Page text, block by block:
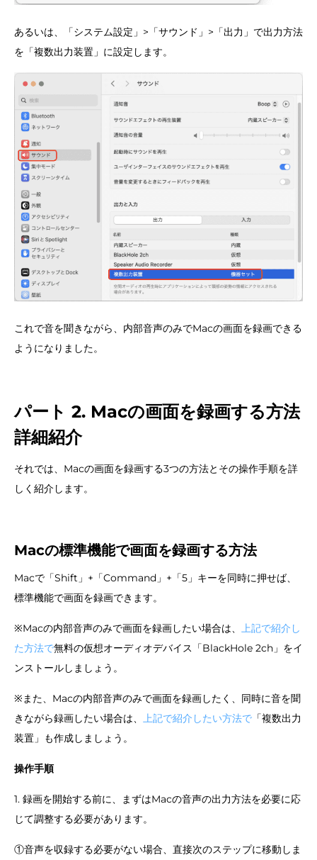
あるいは、「システム設定」>「サウンド」>「出力」で出力方法
を「複数出力装置」に設定します。
これで音を聞きながら、内部音声のみでMacの画面を録画できる
ようになりました。
パート 2. Macの画面を録画する方法
詳細紹介
それでは、Macの画面を録画する3つの方法とその操作手順を詳
しく紹介します。
Macの標準機能で画面を録画する方法
Macで「Shift」+「Command」+「5」キーを同時に押せば、
標準機能で画面を録画できます。
※Macの内部音声のみで画面を録画したい場合は、 上記で紹介し
た方法で無料の仮想オーディオデバイス「BlackHole 2ch」をイ
ンストールしましょう。
※また、Macの内部音声のみで画面を録画したく、同時に音を聞
きながら録画したい場合は、 上記で紹介したい方法で 「複数出力
装置」も作成しましょう。
操作手順
1. 録画を開始する前に、まずはMacの音声の出力方法を必要に応
じて調整する必要があります。
①音声を収録する必要がない場合、直接次のステップに移動しま